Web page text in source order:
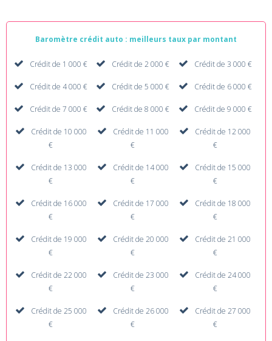
Baromètre crédit auto : meilleurs taux par montant
Crédit de 1 000 € Crédit de 2 000 € Crédit de 3 000 €
Crédit de 4 000 € Crédit de 5 000 € Crédit de 6 000 €
Crédit de 7 000 € Crédit de 8 000 € Crédit de 9 000 €
Crédit de 10 000
€
Crédit de 11 000
€
Crédit de 12 000
€
Crédit de 13 000
€
Crédit de 14 000
€
Crédit de 15 000
€
Crédit de 16 000
€
Crédit de 17 000
€
Crédit de 18 000
€
Crédit de 19 000
€
Crédit de 20 000
€
Crédit de 21 000
€
Crédit de 22 000
€
Crédit de 23 000
€
Crédit de 24 000
€
Crédit de 25 000
€
Crédit de 26 000
€
Crédit de 27 000
€